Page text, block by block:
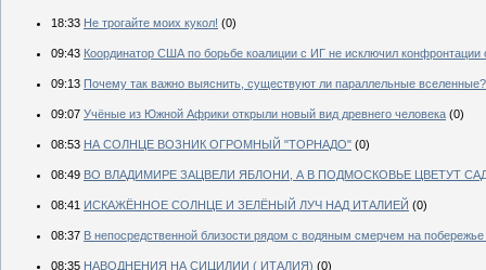
18:33 Не трогайте моих кукол! (0)
09:43 Координатор США по борьбе коалиции с ИГ не исключил конфронтации
09:13 Почему так важно выяснить, существуют ли параллельные вселенные?
09:07 Учёные из Южной Африки открыли новый вид древнего человека (0)
08:53 НА СОЛНЦЕ ВОЗНИК ОГРОМНЫЙ "ТОРНАДО" (0)
08:49 ВО ВЛАДИМИРЕ ЗАЦВЕЛИ ЯБЛОНИ, А В ПОДМОСКОВЬЕ ЦВЕТУТ
08:41 ИСКАЖЁННОЕ СОЛНЦЕ И ЗЕЛЁНЫЙ ЛУЧ НАД ИТАЛИЕЙ (0)
08:37 В непосредственной близости рядом с водяным смерчем на
08:35 НАВОДНЕНИЯ НА СИЦИЛИИ ( ИТАЛИЯ) (0)